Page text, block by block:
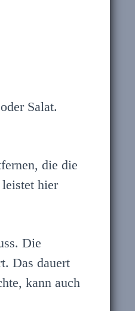
Salat.
die die
hier
Die
Das dauert
kann auch